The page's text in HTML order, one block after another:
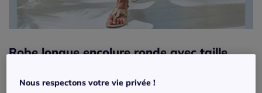
Robe longue encolure ronde avec taille
Réf : 506.068.004 3.2 /5-
Nous respectons votre vie privée !